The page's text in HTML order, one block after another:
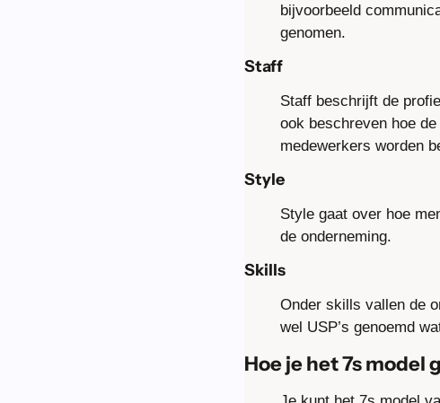
bijvoorbeeld
genomen.
Staff
Staff beschrijft de
ook beschreven hoe
medewerkers worden
Style
Style gaat over hoe
de onderneming.
Skills
Onder skills vallen de
wel USP’s genoemd
Hoe je het 7s model